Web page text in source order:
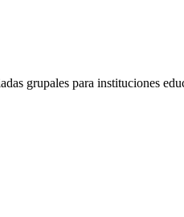
grupales para instituciones